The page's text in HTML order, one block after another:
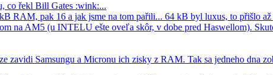
co řekl Bill Gates :wink:...
RAM, pak 16 a jak jsme na tom pařili... 64 kB byl luxus, to přišlo až
na AM5 (u INTELU ešte oveľa skôr, v dobe pred Haswellom).
zavidi Samsungu a Micronu ich zisky z RAM. Tak sa jedneho dna